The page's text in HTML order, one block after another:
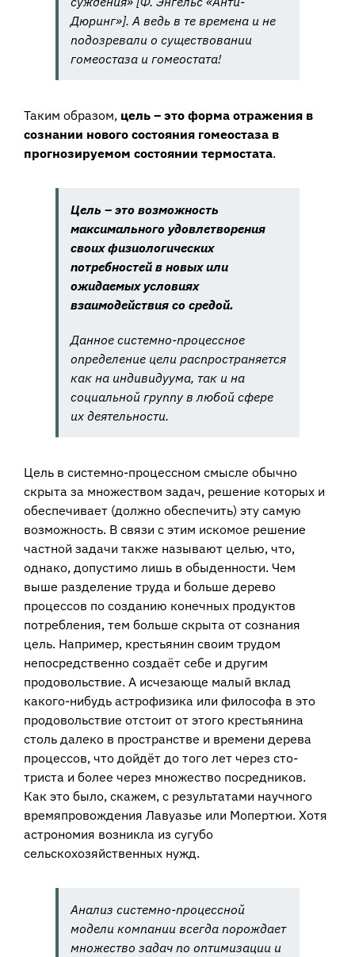
Дюринг»]. А ведь в те времена и не
подозревали о существовании
гомеостаза и гомеостата!
Таким образом, цель – это форма отражения в
сознании нового состояния гомеостаза в
прогнозируемом состоянии термостата.
Цель – это возможность
максимального удовлетворения
своих физиологических
потребностей в новых или
ожидаемых условиях
взаимодействия со средой.
Данное системно-процессное
определение цели распространяется
как на индивидуума, так и на
социальной группу в любой сфере
их деятельности.
Цель в системно-процессном смысле обычно
скрыта за множеством задач, решение которых и
обеспечивает (должно обеспечить) эту самую
возможность. В связи с этим искомое решение
частной задачи также называют целью, что,
однако, допустимо лишь в обыденности. Чем
выше разделение труда и больше дерево
процессов по созданию конечных продуктов
потребления, тем больше скрыта от сознания
цель. Например, крестьянин своим трудом
непосредственно создаёт себе и другим
продовольствие. А исчезающе малый вклад
какого-нибудь астрофизика или философа в это
продовольствие отстоит от этого крестьянина
столь далеко в пространстве и времени дерева
процессов, что дойдёт до того лет через сто-
триста и более через множество посредников.
Как это было, скажем, с результатами научного
времяпровождения Лавуазье или Мопертюи. Хотя
астрономия возникла из сугубо
сельскохозяйственных нужд.
Анализ системно-процессной
модели компании всегда порождает
множество задач по оптимизации и